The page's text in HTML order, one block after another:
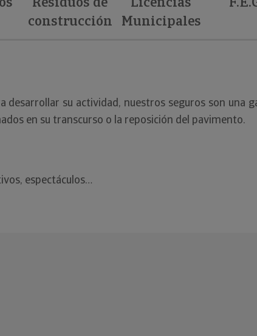
construcción Municipales
su actividad, nuestros seguros son una
en su transcurso o la reposición del pavimento.
espectáculos…